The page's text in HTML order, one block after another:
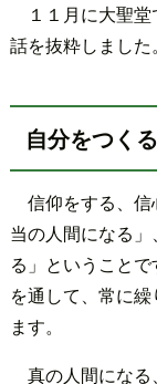
１１月に大聖
話を抜粋しました
自分をつくる
信仰をする、
当の人間になる
る」ということ
を通して、常に
ます。
真の人間にな